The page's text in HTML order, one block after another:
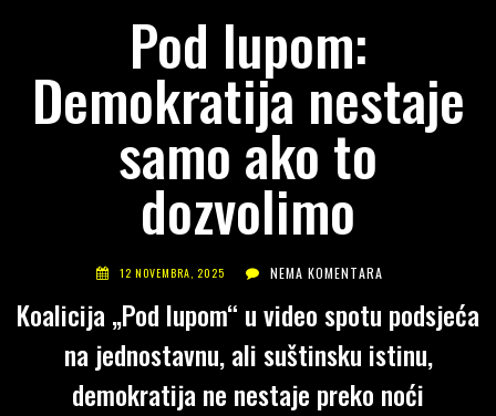
Pod lupom:
Demokratija nestaje
samo ako to
dozvolimo
12 NOVEMBRA, 2025 NEMA KOMENTARA
Koalicija „Pod lupom“ u video spotu podsjeća
na jednostavnu, ali suštinsku istinu,
demokratija ne nestaje preko noći